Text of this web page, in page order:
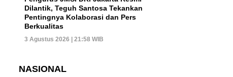
Dilantik, Teguh Santosa Tekankan
Pentingnya Kolaborasi dan Pers
Berkualitas
3 Agustus 2026 | 21:58 WIB
NASIONAL